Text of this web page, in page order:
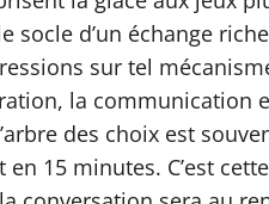
socle d’un échange
sur tel
la communication
des choix est
15 minutes. C’est